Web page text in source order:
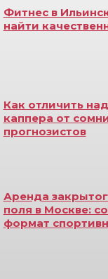
Фитнес в
найти
Как отличить
каппера от
прогнозистов
Аренда
поля в Москве:
формат